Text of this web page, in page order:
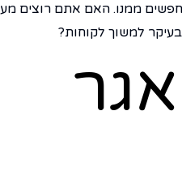
ממנו. האם אתם רוצים
למשוך לקוחות?